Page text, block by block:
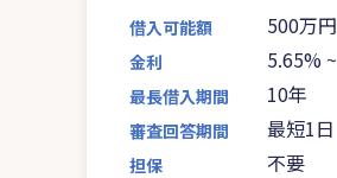
借入可能額 500万円
金利 5.65% ~
最長借入期間 10年
審査回答期間 最短1日
担保 不要